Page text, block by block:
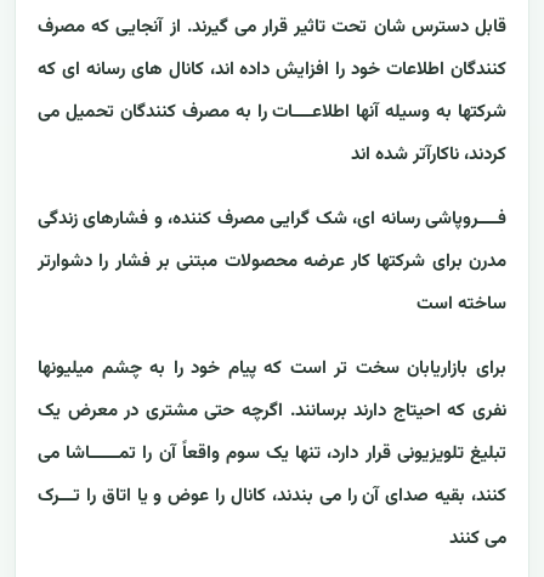
قابل دسترس شان تحت تاثیر قرار می گیرند. از آنجایی که مصرف
کنندگان اطلاعات خود را افزایش داده اند، کانال های رسانه ای که
شرکتها به وسیله آنها اطلاعــــات را به مصرف کنندگان تحمیل می
کردند، ناکارآتر شده اند
فــــروپاشی رسانه ای، شک گرایی مصرف کننده، و فشارهای زندگی
مدرن برای شرکتها کار عرضه محصولات مبتنی بر فشار را دشوارتر
ساخته است
برای بازاریابان سخت تر است که پیام خود را به چشم میلیونها
نفری که احیتاج دارند برسانند. اگرچه حتی مشتری در معرض یک
تبلیغ تلویزیونی قرار دارد، تنها یک سوم واقعاً آن را تمــــــاشا می
کنند، بقیه صدای آن را می بندند، کانال را عوض و یا اتاق را تـــرک
می کنند